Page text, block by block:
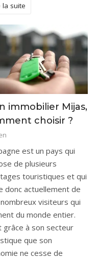
la suite
immobilier Mijas,
choisir ?
est un pays qui
de plusieurs
touristiques et qui
donc actuellement de
visiteurs qui
du monde entier.
grâce à son secteur
que son
ne cesse de